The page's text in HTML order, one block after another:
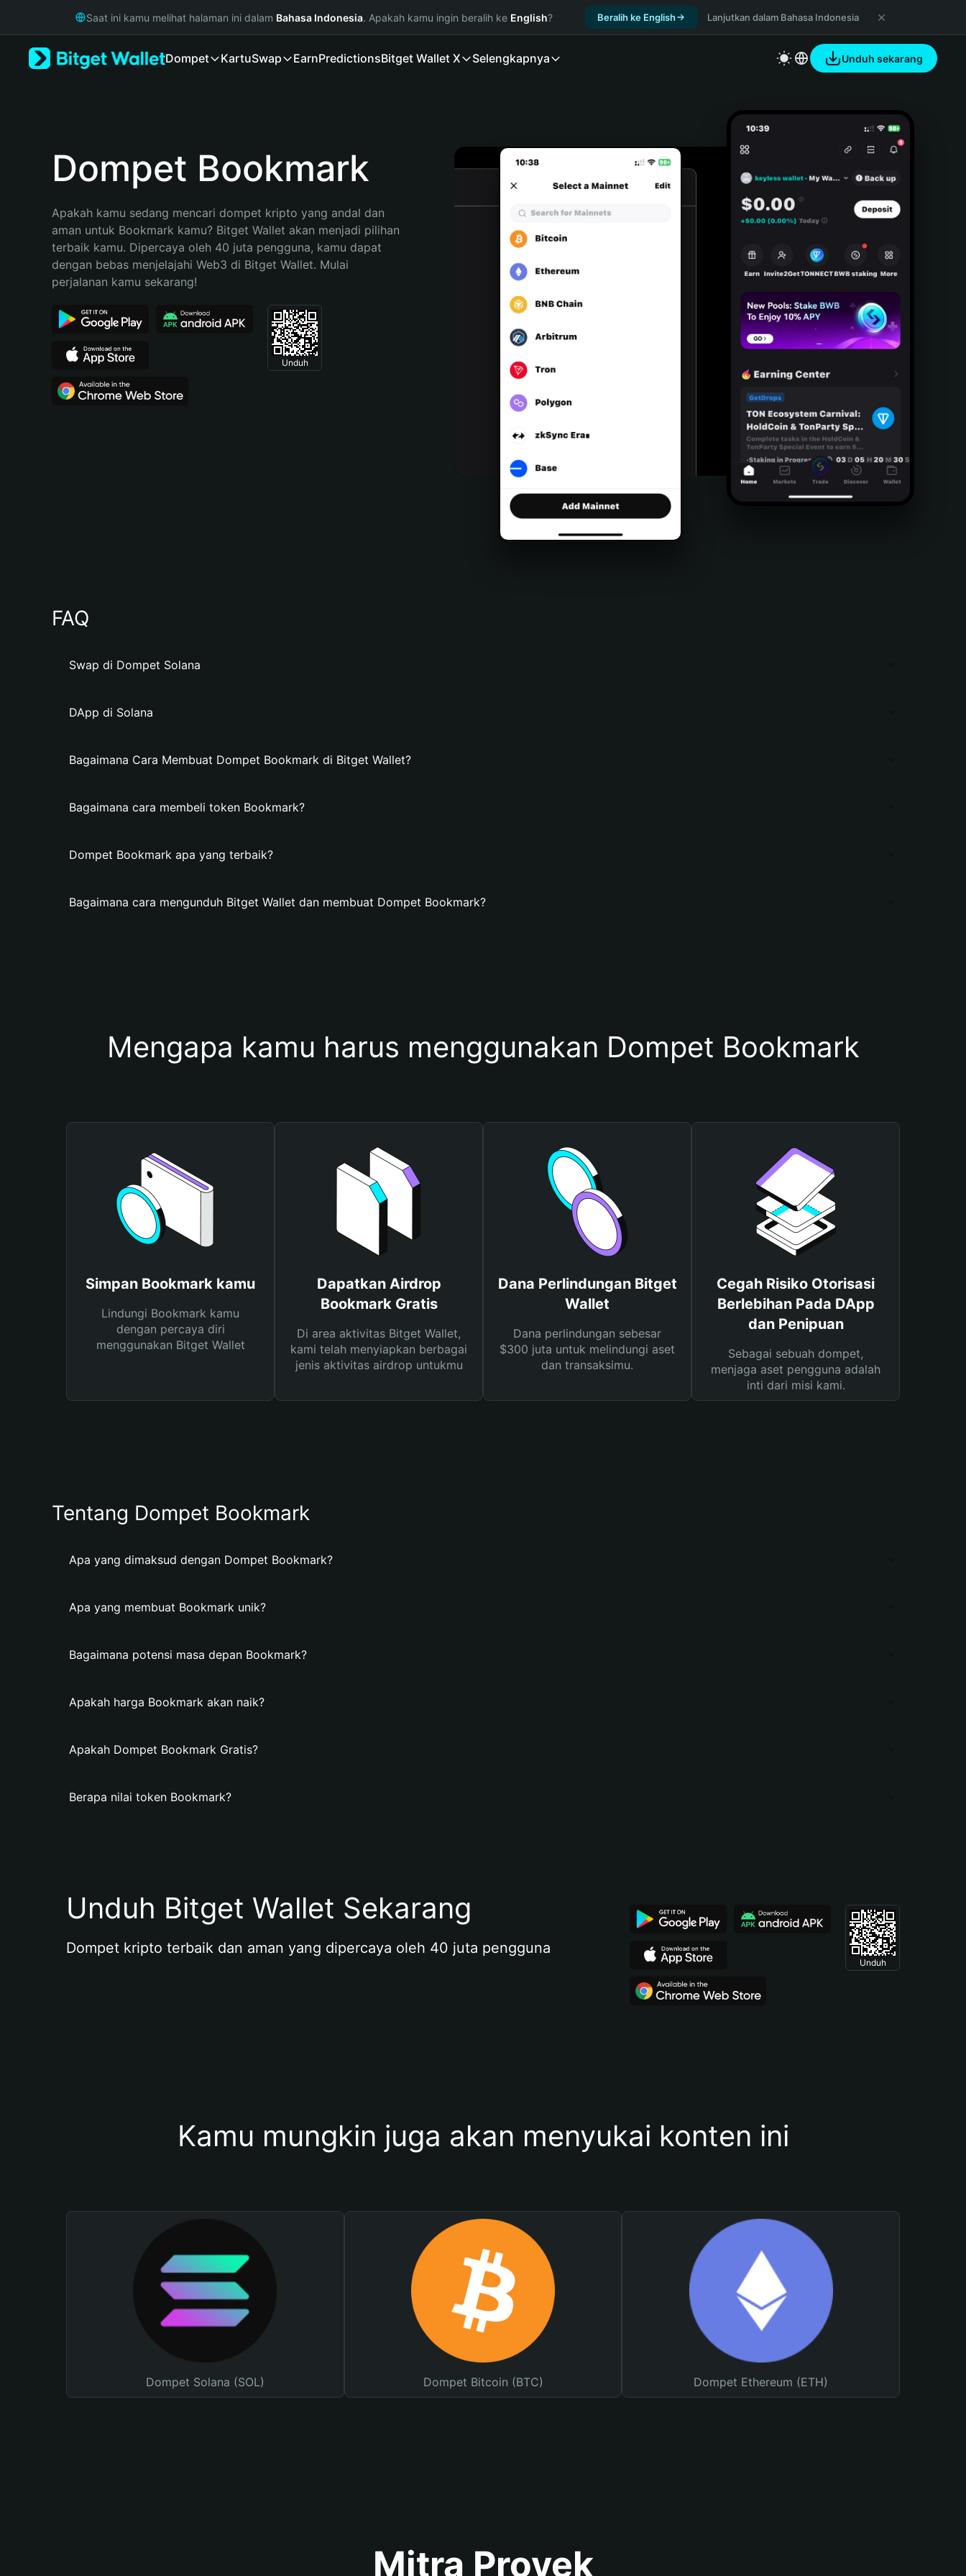
Русский
Bahasa Indonesia
Español (Argentina)
Saat ini kamu melihat halaman ini dalam Bahasa Indonesia. Apakah kamu ingin beralih ke English? Beralih ke English Lanjutkan dalam Bahasa Indonesia
Dompet KartuSwap EarnPredictionsBitget Wallet X Selengkapnya Unduh sekarang
Dompet Bookmark
Apakah kamu sedang mencari dompet kripto yang andal dan
aman untuk Bookmark kamu? Bitget Wallet akan menjadi pilihan
terbaik kamu. Dipercaya oleh 40 juta pengguna, kamu dapat
dengan bebas menjelajahi Web3 di Bitget Wallet. Mulai
perjalanan kamu sekarang!
Unduh
FAQ
Swap di Dompet Solana
DApp di Solana
Bagaimana Cara Membuat Dompet Bookmark di Bitget Wallet?
Bagaimana cara membeli token Bookmark?
Dompet Bookmark apa yang terbaik?
Bagaimana cara mengunduh Bitget Wallet dan membuat Dompet Bookmark?
Mengapa kamu harus menggunakan Dompet Bookmark
Simpan Bookmark kamu
Lindungi Bookmark kamu
dengan percaya diri
menggunakan Bitget Wallet
Dapatkan Airdrop
Bookmark Gratis
Di area aktivitas Bitget Wallet,
kami telah menyiapkan berbagai
jenis aktivitas airdrop untukmu
Dana Perlindungan Bitget
Wallet
Dana perlindungan sebesar
$300 juta untuk melindungi aset
dan transaksimu.
Cegah Risiko Otorisasi
Berlebihan Pada DApp
dan Penipuan
Sebagai sebuah dompet,
menjaga aset pengguna adalah
inti dari misi kami.
Tentang Dompet Bookmark
Apa yang dimaksud dengan Dompet Bookmark?
Apa yang membuat Bookmark unik?
Bagaimana potensi masa depan Bookmark?
Apakah harga Bookmark akan naik?
Apakah Dompet Bookmark Gratis?
Berapa nilai token Bookmark?
Unduh Bitget Wallet Sekarang
Dompet kripto terbaik dan aman yang dipercaya oleh 40 juta pengguna
Unduh
Kamu mungkin juga akan menyukai konten ini
Dompet Solana (SOL) Dompet Bitcoin (BTC) Dompet Ethereum (ETH)
Mitra Proyek